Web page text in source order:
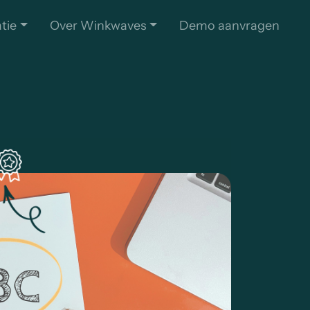
Over Winkwaves Demo aanvragen